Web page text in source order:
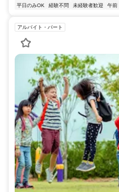
平日のみOK
経験不問 未経験者歓迎 午前
アルバイト・パート